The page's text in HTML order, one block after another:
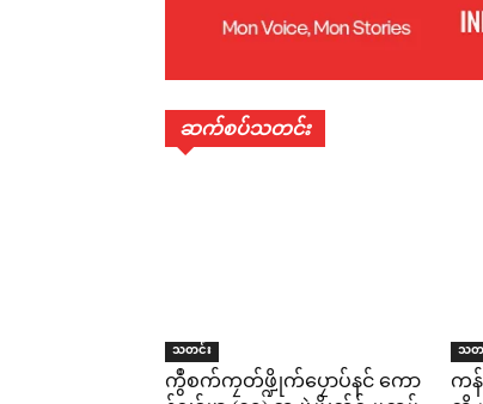
ဆက်စပ်သတင်း
သတင်း
ကွဳစက်ကၠတ်ဖ္ဍိုက်ပၠောပ်နင် ကော
သတ
က